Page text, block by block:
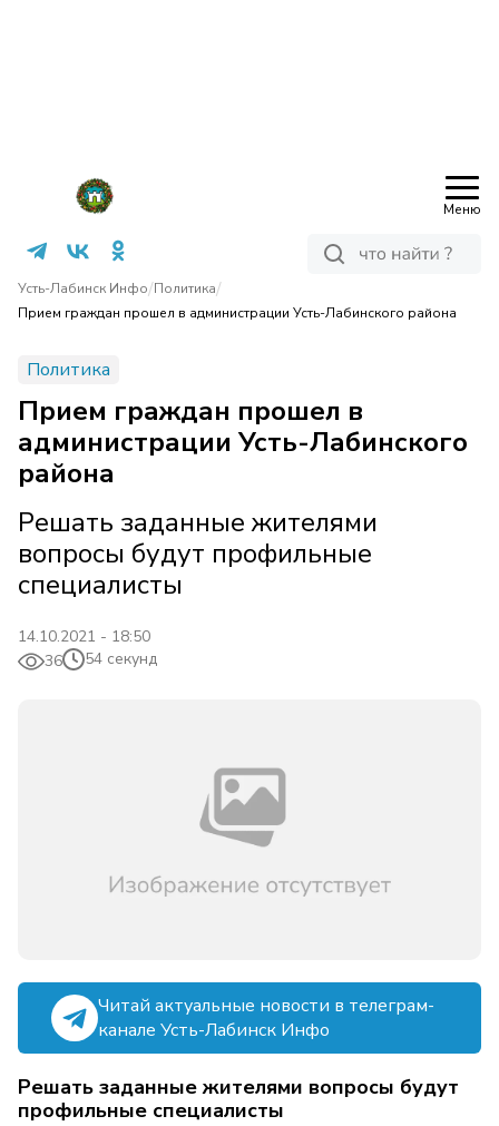
Меню
Усть-Лабинск Инфо/Политика/
Прием граждан прошел в администрации Усть-Лабинского района
Политика
Прием граждан прошел в
администрации Усть-Лабинского
района
Решать заданные жителями
вопросы будут профильные
специалисты
14.10.2021 - 18:50
36
54 секунд
Читай актуальные новости в телеграм-
канале Усть-Лабинск Инфо
Решать заданные жителями вопросы будут
профильные специалисты